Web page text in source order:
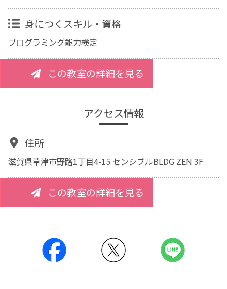
身につくスキル・資格
プログラミング能力検定
この教室の詳細を見る
アクセス情報
住所
滋賀県草津市野路1丁目4-15 センシブルBLDG ZEN 3F
この教室の詳細を見る